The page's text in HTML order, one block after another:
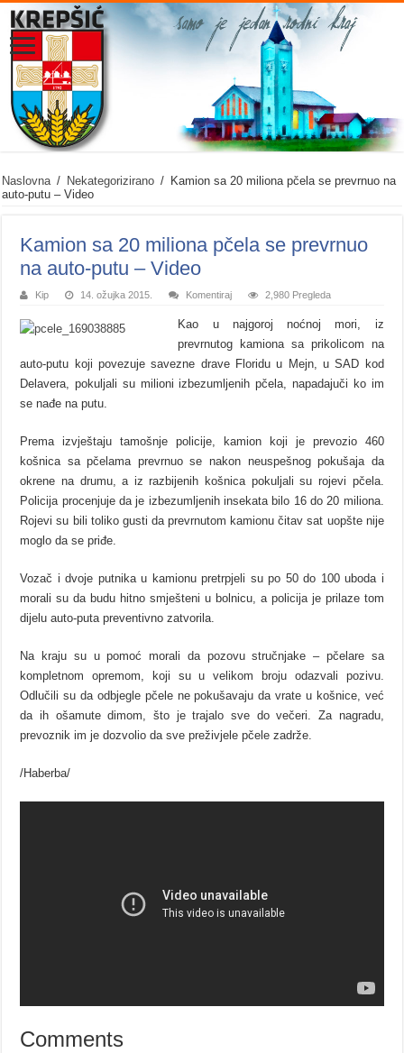
Naslovna / Nekategorizirano / Kamion sa 20 miliona pčela se prevrnuo na
auto-putu – Video
Kamion sa 20 miliona pčela se prevrnuo
na auto-putu – Video
Kip 14. ožujka 2015. Komentiraj 2,980 Pregleda
Kao u najgoroj noćnoj mori, iz
prevrnutog kamiona sa prikolicom na
auto-putu koji povezuje savezne drave Floridu u Mejn, u SAD kod
Delavera, pokuljali su milioni izbezumljenih pčela, napadajuči ko im
se nađe na putu.
Prema izvještaju tamošnje policije, kamion koji je prevozio 460
košnica sa pčelama prevrnuo se nakon neuspešnog pokušaja da
okrene na drumu, a iz razbijenih košnica pokuljali su rojevi pčela.
Policija procenjuje da je izbezumljenih insekata bilo 16 do 20 miliona.
Rojevi su bili toliko gusti da prevrnutom kamionu čitav sat uopšte nije
moglo da se priđe.
Vozač i dvoje putnika u kamionu pretrpjeli su po 50 do 100 uboda i
morali su da budu hitno smješteni u bolnicu, a policija je prilaze tom
dijelu auto-puta preventivno zatvorila.
Na kraju su u pomoć morali da pozovu stručnjake – pčelare sa
kompletnom opremom, koji su u velikom broju odazvali pozivu.
Odlučili su da odbjegle pčele ne pokušavaju da vrate u košnice, već
da ih ošamute dimom, što je trajalo sve do večeri. Za nagradu,
prevoznik im je dozvolio da sve preživjele pčele zadrže.
/Haberba/
Comments